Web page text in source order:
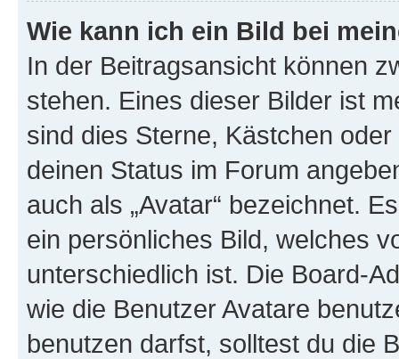
Wie kann ich ein Bild bei
In der Beitragsansicht können
stehen. Eines dieser Bilder ist
sind dies Sterne, Kästchen
deinen Status im Forum
auch als „Avatar“ bezeichnet.
ein persönliches Bild, welches
unterschiedlich ist. Die Board-
wie die Benutzer Avatare
benutzen darfst, solltest du die